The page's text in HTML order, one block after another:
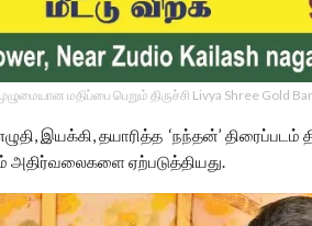
மதிப்பை பெறும் திருச்சி Livya Shree Gold
இயக்கி, தயாரித்த ‘நந்தன்’
அதிர்வலைகளை ஏற்படுத்தியது.